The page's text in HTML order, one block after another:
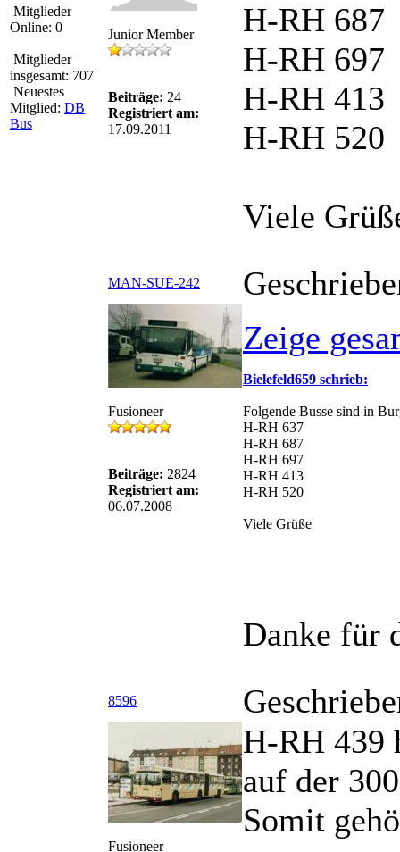
Mitglieder
Online: 0
Mitglieder
insgesamt: 707
Neuestes
Mitglied: DB
Bus
Junior Member
Beiträge: 24
Registriert am:
17.09.2011
H-RH 687
H-RH 697
H-RH 413
H-RH 520
Viele
MAN-SUE-242
Fusioneer
Beiträge: 2824
Registriert am:
06.07.2008
Zeige
Bielefeld659 schrieb:
Folgende Busse sind in
H-RH 637
H-RH 687
H-RH 697
H-RH 413
H-RH 520
Viele Grüße
Danke für
8596
Fusioneer
H-RH 439
auf der
Somit